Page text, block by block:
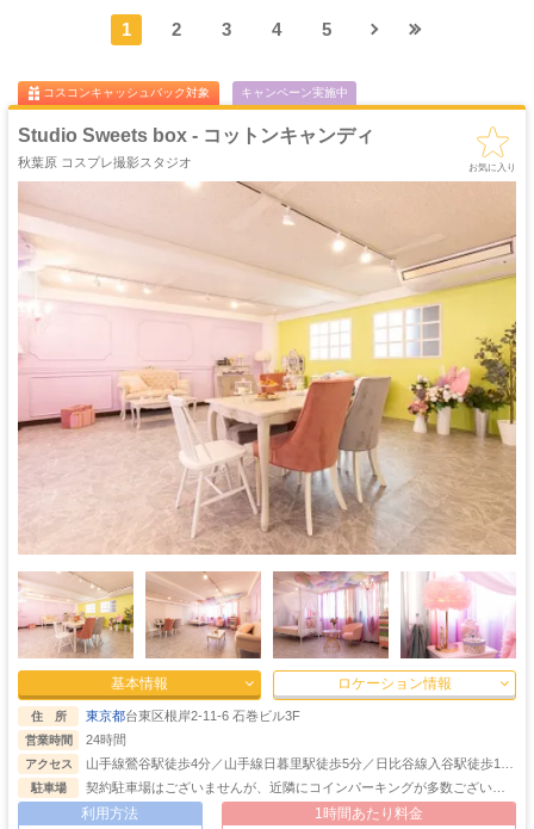
1 2 3 4 5
コスコンキャッシュバック対象 キャンペーン実施中
お気に入り
Studio Sweets box - コットンキャンディ
秋葉原 コスプレ撮影スタジオ
基本情報 ロケーション情報
住 所 東京都 台東区根岸2-11-6 石巻ビル3F
営業時間 24時間
アクセス
山手線鶯谷駅徒歩4分／山手線日暮里駅徒歩5分／日比谷線入谷駅徒歩10
分
駐車場
契約駐車場はございませんが、近隣にコインパーキングが多数ございま
す。
利用方法
1時間あたり料金